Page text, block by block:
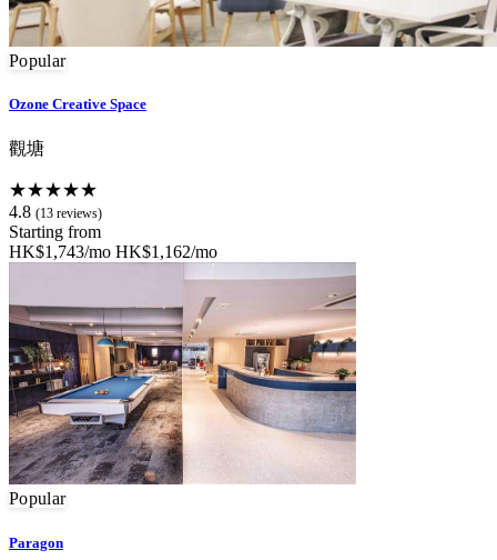
Popular
Ozone Creative Space
觀塘
★★★★★
4.8 (13 reviews)
Starting from
HK$1,743/mo HK$1,162/mo
Popular
Paragon